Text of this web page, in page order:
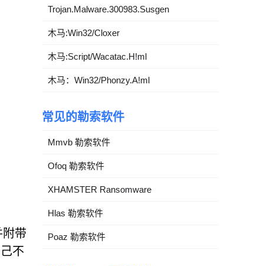
带
不
Trojan.Malware.300983.Susgen
木马:Win32/Cloxer
木马:Script/Wacatac.H!ml
木马：Win32/Phonzy.A!ml
常见的勒索软件
Mmvb 勒索软件
Ofoq 勒索软件
XHAMSTER Ransomware
Hlas 勒索软件
Poaz 勒索软件